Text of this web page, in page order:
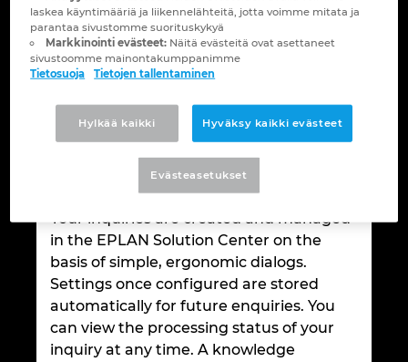
Nähdäksesi tämän videon, sinun on
Your inquiries are created and managed
in the EPLAN Solution Center on the
basis of simple, ergonomic dialogs.
Settings once configured are stored
automatically for future enquiries. You
can view the processing status of your
inquiry at any time. A knowledge
Rakennustekniikka
Asiakasraportit ja kokemukset
Konfigurointi
PDM / PLM Integraatio
EPLAN Data Portal
EPLAN Education kouluille
EPLAN Education opiskelijoille
EPLAN Collaboration Apps
Toimipaikat
Yhteydenotto
Trust Center
Brunei
Bulgaria
Etelä-Korea
Filippiinit
Indonesia
laskea käyntimääriä ja liikennelähteitä, jotta voimme mitata ja
parantaa sivustomme suorituskykyä
Markkinointi evästeet:Näitä evästeitä ovat asettaneet
sivustoomme mainontakumppanimme
Tietosuoja Tietojen tallentaminen
Hylkää kaikki Hyväksy kaikki evästeet
Evästeasetukset